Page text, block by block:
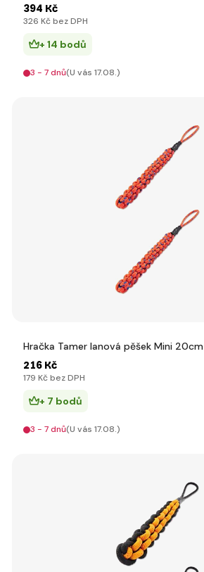
394 Kč
326 Kč bez DPH
+ 14 bodů
3 - 7 dnů(U vás 17.08.)
Hračka Tamer lanová pěšek Mini 20cm
216 Kč
179 Kč bez DPH
+ 7 bodů
3 - 7 dnů(U vás 17.08.)